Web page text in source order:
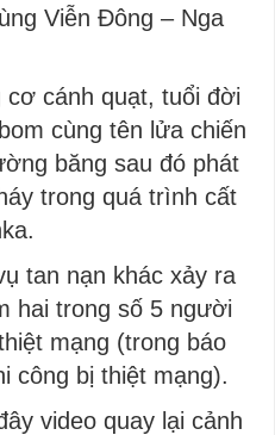
Viễn Đông – Nga
cơ cánh quạt, tuổi đời
cùng tên lửa chiến
băng sau đó phát
trong quá trình cất
tan nạn khác xảy ra
hai trong số 5 người
mạng (trong báo
công bị thiệt mạng).
video quay lại cảnh